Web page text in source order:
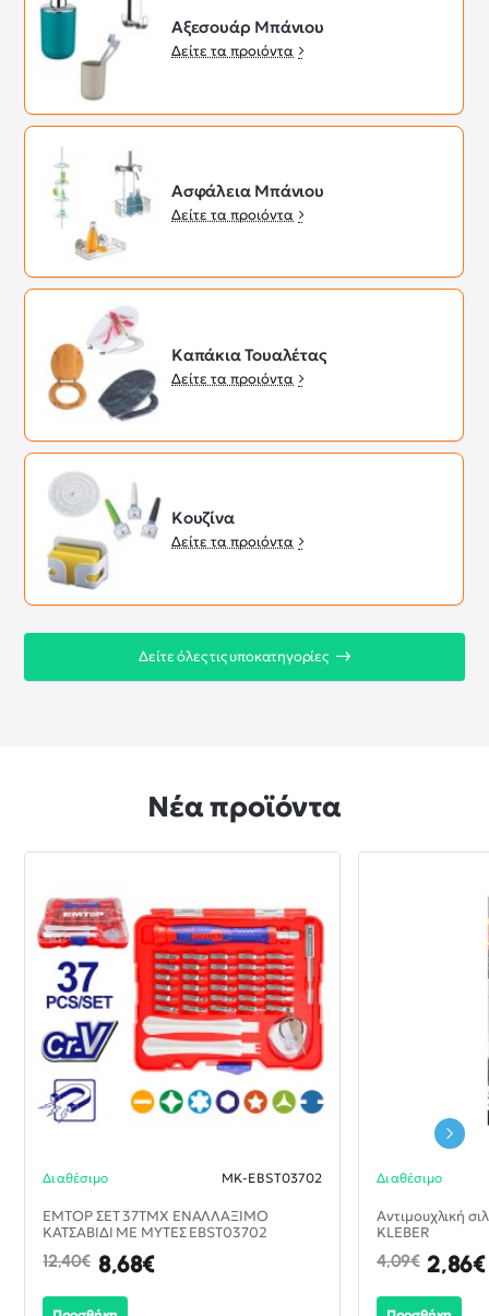
Αξεσουάρ Μπάνιου
Δείτε τα προιόντα
Ασφάλεια Μπάνιου
Δείτε τα προιόντα
Καπάκια Τουαλέτας
Δείτε τα προιόντα
Κουζίνα
Δείτε τα προιόντα
Δείτε όλες τις υποκατηγορίες
Νέα προϊόντα
-30%
Διαθέσιμο MK-EBST03702
EMTOP ΣΕΤ 37ΤΜΧ ΕΝΑΛΛΑΞΙΜΟ
ΚΑΤΣΑΒΙΔΙ ΜΕ ΜΥΤΕΣ EBST03702
8,68€
12,40€
Διαθέσιμο
Αντιμουχλική
KLEBER
2,86€
4,09€